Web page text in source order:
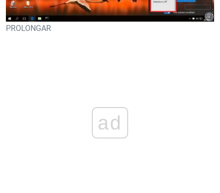
PROLONGAR
ad